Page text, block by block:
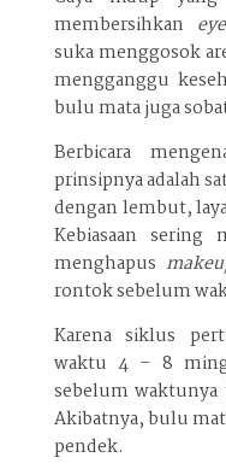
membersihkan
suka menggosok
mengganggu
bulu mata juga
Berbicara
prinsipnya adalah
dengan lembut,
Kebiasaan sering
menghapus
rontok sebelum
Karena siklus
waktu 4 – 8
sebelum
Akibatnya, bulu
pendek.